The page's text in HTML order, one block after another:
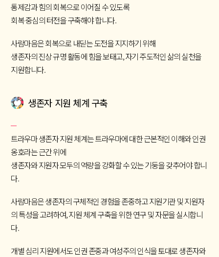
통제감과 힘의 회복으로 이어질 수 있도록
회복 중심의 터전을 구축해야 합니다.
사람마음은 회복으로 내딛는 도전을 지지하기 위해
생존자의 진상 규명 활동에 힘을 보태고, 자기 주도적인 삶의 실천을
지원합니다.
생존자 지원 체계 구축
트라우마 생존자 지원 체계는 트라우마에 대한 근본적인 이해와 인권
옹호라는 근간 위에
생존자와 지원자 모두의 역량을 강화할 수 있는 기둥을 갖추어야 합니
다.
사람마음은 생존자의 구체적인 경험을 존중하고 지원기관 및 지원자
의 특성을 고려하여, 지원 체계 구축을 위한 연구 및 자문을 실시합니
다.
개별 심리 지원에서도 인권 존중과 여성주의 인식을 토대로 생존자와